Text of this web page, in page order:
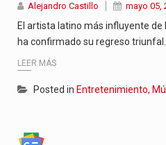
Alejandro Castillo mayo 05,
El artista latino más influyente de
ha confirmado su regreso triunfal…
LEER MÁS
Posted in Entretenimiento,